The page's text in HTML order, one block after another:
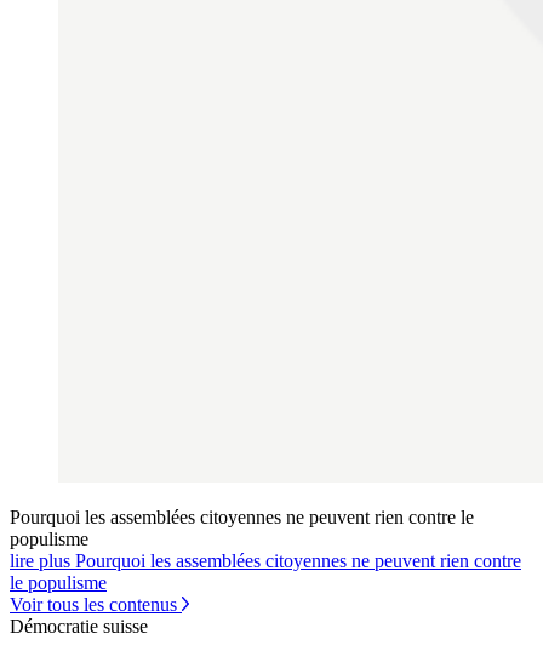
Pourquoi les assemblées citoyennes ne peuvent rien contre le
populisme
lire plus Pourquoi les assemblées citoyennes ne peuvent rien contre
le populisme
Voir tous les contenus
Démocratie suisse